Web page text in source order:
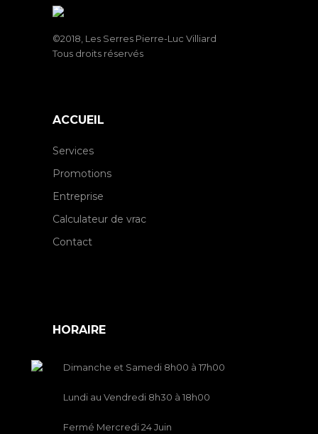
©2018, Les Serres Pierre-Luc Villiard
Tous droits réservés
ACCUEIL
Services
Promotions
Entreprise
Calculateur de vrac
Contact
HORAIRE
Dimanche et Samedi 8h00 à 17h00
Lundi au Vendredi 8h30 à 18h00
Fermé Mercredi 24 Juin